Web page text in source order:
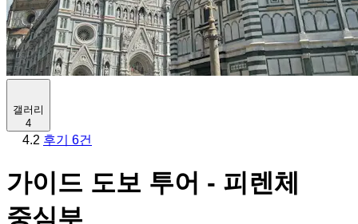
갤러리
4
4.2 후기 6건
가이드 도보 투어 - 피렌체
중심부